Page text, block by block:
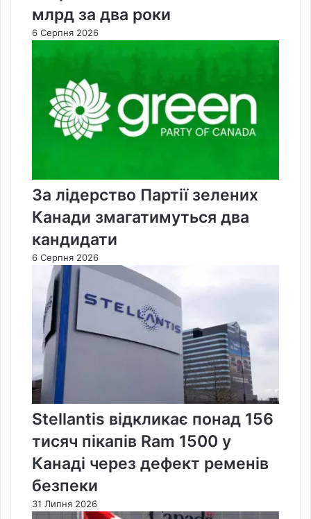
млрд за два роки
6 Серпня 2026
За лідерство Партії зелених
Канади змагатимуться два
кандидати
6 Серпня 2026
Stellantis відкликає понад 156
тисяч пікапів Ram 1500 у
Канаді через дефект ременів
безпеки
31 Липня 2026